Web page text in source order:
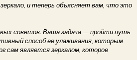
и теперь объясняет вам, что это
советов. Ваша задача — пройти путь
способ ее улаживания, которым
сам является зеркалом, которое